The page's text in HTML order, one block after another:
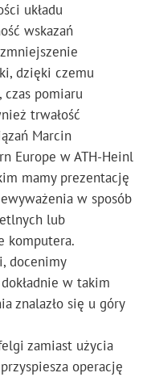
układu
wskazań
dzięki czemu
czas pomiaru
trwałość
Marcin
Europe w ATH-Heinl
mamy prezentację
w sposób
lub
komputera.
docenimy
w takim
znalazło się u góry
zamiast użycia
operację